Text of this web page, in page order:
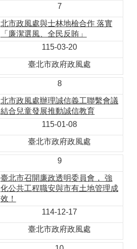
7
北市政風處與士林地檢合作 落實
「廉潔選風、全民反賄」
115-03-20
臺北市政府政風處
8
北市政風處辦理誠信義工聯繫會議
結合兒童發展推動誠信教育
115-01-08
臺北市政府政風處
9
臺北市召開廉政透明委員會， 強
化公共工程職安與市有土地管理成
效！
114-12-17
臺北市政府政風處